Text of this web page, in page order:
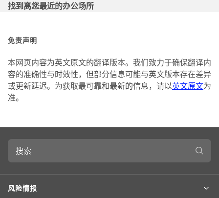
找到离您最近的办公场所
免责声明
本网页内容为英文原文的翻译版本。我们致力于确保翻译内
容的准确性与时效性，但部分信息可能与英文版本存在差异
或更新延迟。为获取最可靠和最新的信息，请以英文原文为
准。
搜
风险情报